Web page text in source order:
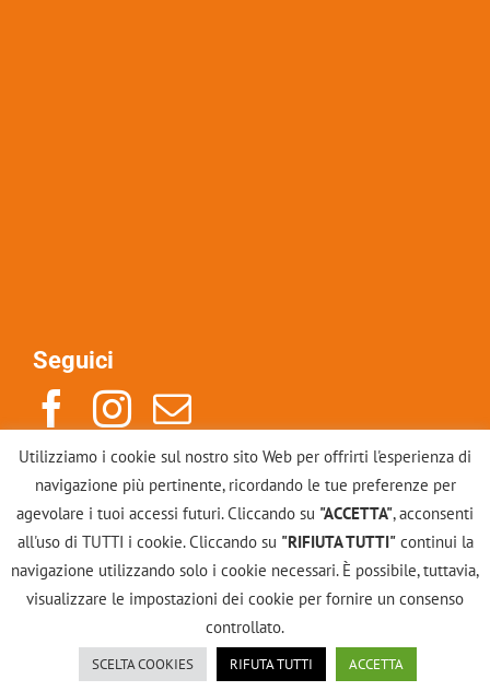
Seguici
Indirizzo: Via Po 14, 10123, Torino
Mail: info@scuolacounselinggestalt.it
Tel: +39 011883246
Scuola Gestalt di Torino - Counseling | Via Po, 14 -
10123 Torino | P.IVA 11960390018 |Privacy
Utilizziamo i cookie sul nostro sito Web per offrirti l'esperienza di
navigazione più pertinente, ricordando le tue preferenze per
agevolare i tuoi accessi futuri. Cliccando su "ACCETTA", acconsenti
all'uso di TUTTI i cookie. Cliccando su "RIFIUTA TUTTI"continui la
navigazione utilizzando solo i cookie necessari. È possibile, tuttavia,
visualizzare le impostazioni dei cookie per fornire un consenso
controllato.
SCELTA COOKIES RIFUTA TUTTI ACCETTA